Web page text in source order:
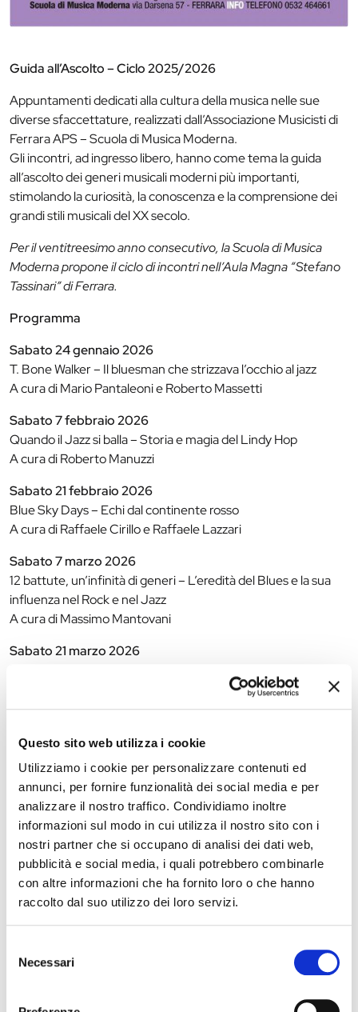
Questo sito web utilizza i cookie
Utilizziamo i cookie per personalizzare contenuti ed
annunci, per fornire funzionalità dei social media e per
analizzare il nostro traffico. Condividiamo inoltre
informazioni sul modo in cui utilizza il nostro sito con i
nostri partner che si occupano di analisi dei dati web,
pubblicità e social media, i quali potrebbero combinarle
con altre informazioni che ha fornito loro o che hanno
raccolto dal suo utilizzo dei loro servizi.
delNecessari
Guida all’Ascolto – Ciclo 2025/2026
Appuntamenti dedicati alla cultura della musica nelle sue
diverse sfaccettature, realizzati dall’Associazione Musicisti di
Ferrara APS – Scuola di Musica Moderna.
Gli incontri, ad ingresso libero, hanno come tema la guida
all’ascolto dei generi musicali moderni più importanti,
stimolando la curiosità, la conoscenza e la comprensione dei
grandi stili musicali del XX secolo.
Per il ventitreesimo anno consecutivo, la Scuola di Musica
Moderna propone il ciclo di incontri nell’Aula Magna “Stefano
Tassinari” di Ferrara.
Programma
Sabato 24 gennaio 2026
T. Bone Walker – Il bluesman che strizzava l’occhio al jazz
A cura di Mario Pantaleoni e Roberto Massetti
Sabato 7 febbraio 2026
Quando il Jazz si balla – Storia e magia del Lindy Hop
A cura di Roberto Manuzzi
Sabato 21 febbraio 2026
Blue Sky Days – Echi dal continente rosso
A cura di Raffaele Cirillo e Raffaele Lazzari
Sabato 7 marzo 2026
12 battute, un’infinità di generi – L’eredità del Blues e la sua
influenza nel Rock e nel Jazz
A cura di Massimo Mantovani
Sabato 21 marzo 2026
Il Country moderno – La tradizione che si rinnova
A cura di Stefano Parma
Aula Magna “Stefano Tassinari” – Scuola di Musica Moderna
Via Darsena 57, Ferrara
Orari
Ore 15.30
Ingresso libero fino a esaurimento posti
Contatti
AMF – Scuola di Musica Moderna